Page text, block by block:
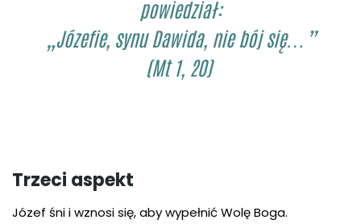
powiedział:
„Józefie, synu Dawida, nie bój się…”
(Mt 1, 20)
Trzeci aspekt
Józef śni i wznosi się, aby wypełnić Wolę Boga.